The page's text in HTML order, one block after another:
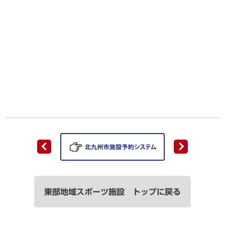
東部地域スポーツ施設 トップに戻る